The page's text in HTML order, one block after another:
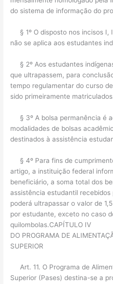
do sistema de informação do
§ 1º O disposto nos incisos I,
não se aplica aos estudantes
§ 2º Aos estudantes
que ultrapassem, para
tempo regulamentar do curso
sido primeiramente
§ 3º A bolsa permanência é
modalidades de bolsas
destinados à assistência
§ 4º Para fins de
artigo, a instituição federal
beneficiário, a soma total dos
assistência estudantil
poderá ultrapassar o valor de
por estudante, exceto no caso
quilombolas.CAPÍTULO IV
DO PROGRAMA DE
SUPERIOR
Art. 11. O Programa de
Superior (Pases) destina-se a